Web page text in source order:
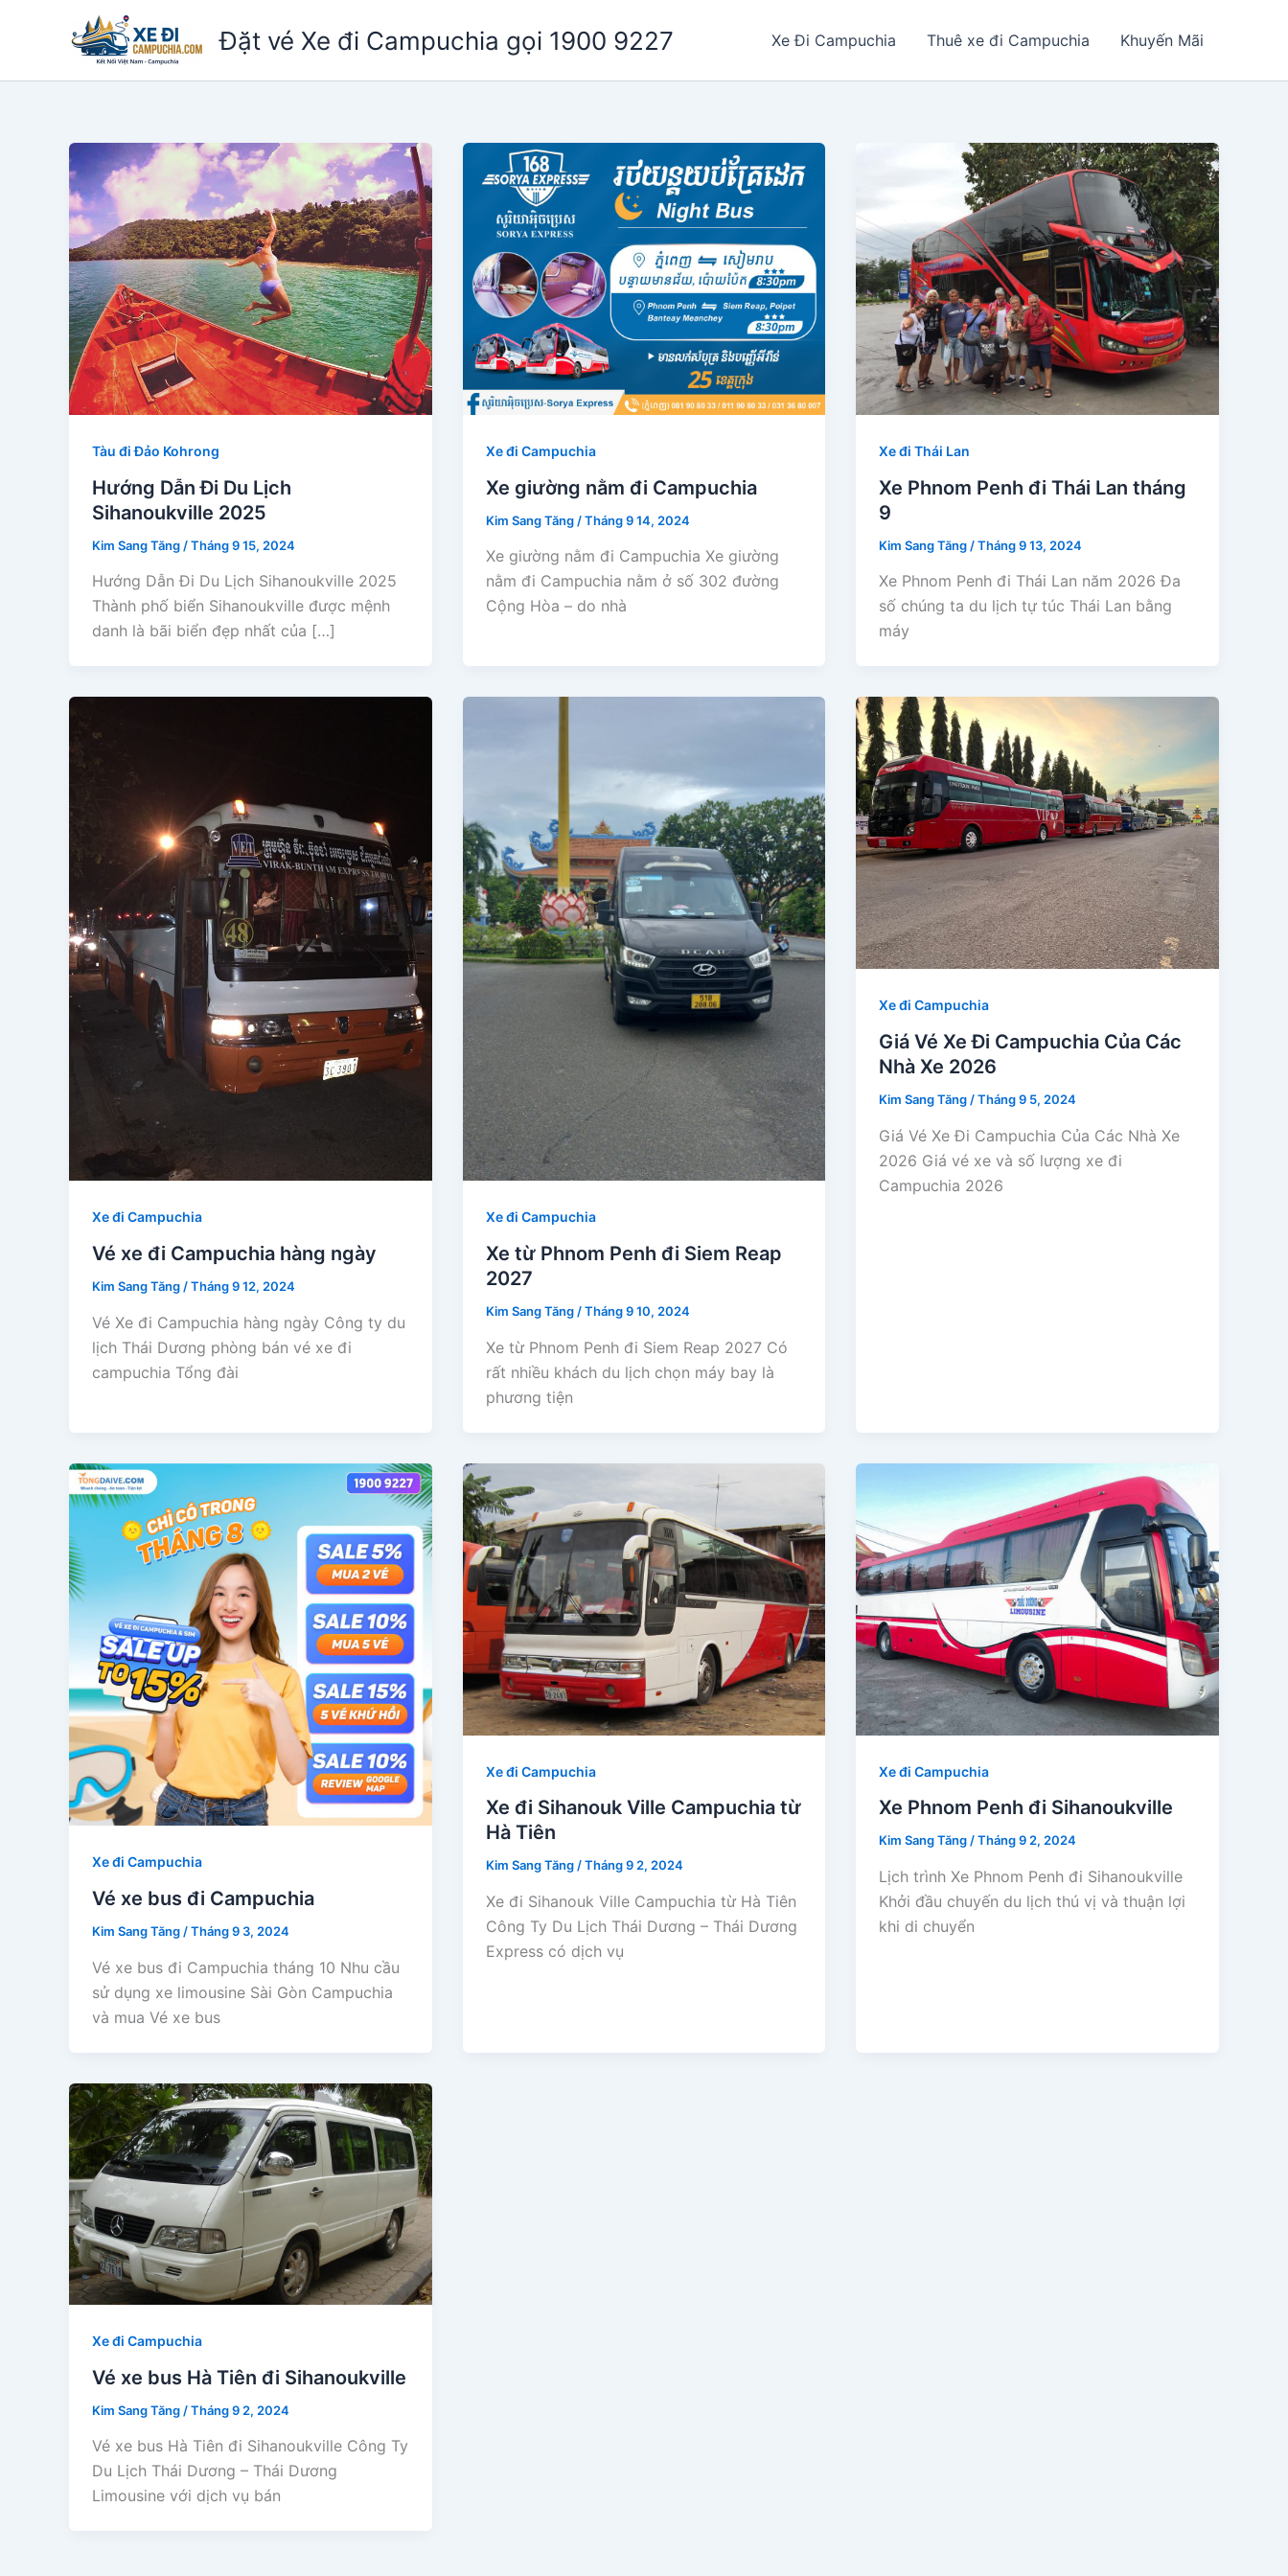
dung
Đặt vé Xe đi Campuchia gọi 1900 9227 Xe Đi Campuchia Thuê xe đi Campuchia Khuyến Mãi
Tàu đi Đảo Kohrong
Hướng Dẫn Đi Du Lịch
Sihanoukville 2025
Kim Sang Tăng /Tháng 9 15, 2024
Hướng Dẫn Đi Du Lịch Sihanoukville 2025
Thành phố biển Sihanoukville được mệnh
danh là bãi biển đẹp nhất của […]
Xe đi Campuchia
Xe giường nằm đi Campuchia
Kim Sang Tăng /Tháng 9 14, 2024
Xe giường nằm đi Campuchia Xe giường
nằm đi Campuchia nằm ở số 302 đường
Cộng Hòa – do nhà
Xe đi Thái Lan
Xe Phnom Penh đi Thái Lan tháng
9
Kim Sang Tăng /Tháng 9 13, 2024
Xe Phnom Penh đi Thái Lan năm 2026 Đa
số chúng ta du lịch tự túc Thái Lan bằng
máy
Xe đi Campuchia
Vé xe đi Campuchia hàng ngày
Kim Sang Tăng /Tháng 9 12, 2024
Vé Xe đi Campuchia hàng ngày Công ty du
lịch Thái Dương phòng bán vé xe đi
campuchia Tổng đài
Xe đi Campuchia
Xe từ Phnom Penh đi Siem Reap
2027
Kim Sang Tăng /Tháng 9 10, 2024
Xe từ Phnom Penh đi Siem Reap 2027 Có
rất nhiều khách du lịch chọn máy bay là
phương tiện
Xe đi Campuchia
Giá Vé Xe Đi Campuchia Của Các
Nhà Xe 2026
Kim Sang Tăng /Tháng 9 5, 2024
Giá Vé Xe Đi Campuchia Của Các Nhà Xe
2026 Giá vé xe và số lượng xe đi
Campuchia 2026
Xe đi Campuchia
Vé xe bus đi Campuchia
Kim Sang Tăng /Tháng 9 3, 2024
Vé xe bus đi Campuchia tháng 10 Nhu cầu
sử dụng xe limousine Sài Gòn Campuchia
và mua Vé xe bus
Xe đi Campuchia
Xe đi Sihanouk Ville Campuchia từ
Hà Tiên
Kim Sang Tăng/Tháng 9 2, 2024
Xe đi Sihanouk Ville Campuchia từ Hà Tiên
Công Ty Du Lịch Thái Dương – Thái Dương
Express có dịch vụ
Xe đi Campuchia
Xe Phnom Penh đi Sihanoukville
Kim Sang Tăng/Tháng 9 2, 2024
Lịch trình Xe Phnom Penh đi Sihanoukville
Khởi đầu chuyến du lịch thú vị và thuận lợi
khi di chuyển
Xe đi Campuchia
Vé xe bus Hà Tiên đi Sihanoukville
Kim Sang Tăng /Tháng 9 2, 2024
Vé xe bus Hà Tiên đi Sihanoukville Công Ty
Du Lịch Thái Dương – Thái Dương
Limousine với dịch vụ bán